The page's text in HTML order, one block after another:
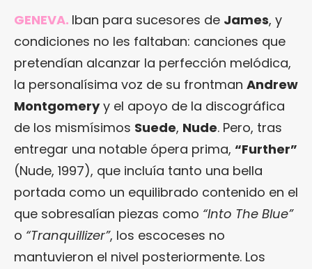
GENEVA. Iban para sucesores de James, y
condiciones no les faltaban: canciones que
pretendían alcanzar la perfección melódica,
la personalísima voz de su frontman Andrew
Montgomeryy el apoyo de la discográfica
de los mismísimos Suede, Nude. Pero, tras
entregar una notable ópera prima, “Further”
(Nude, 1997), que incluía tanto una bella
portada como un equilibrado contenido en el
que sobresalían piezas como “Into The Blue”
o “Tranquillizer”, los escoceses no
mantuvieron el nivel posteriormente. Los